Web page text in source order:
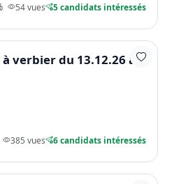
54 vues 5 candidats intéressés
verbier du 13.12.26 au
385 vues 6 candidats intéressés